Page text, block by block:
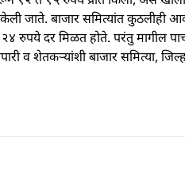
जाते. बाजार समित्यांत कुठलीही
२४ रुपये दर मिळत होते. परंतु मागील
व शेतकऱ्यांशी बाजार समित्या,